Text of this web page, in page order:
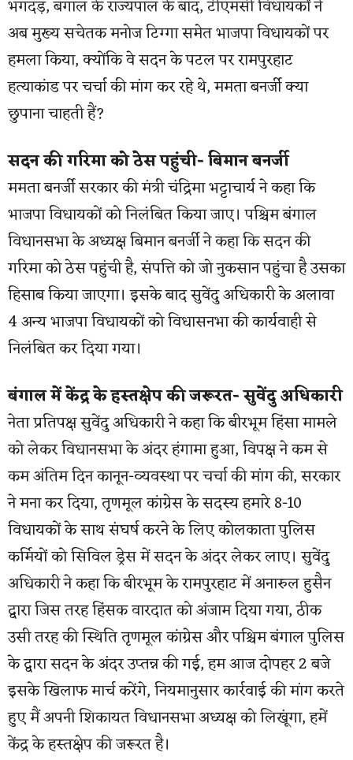
भगदड़, बंगाल के राज्यपाल के बाद, टीएमसी विधायकों ने
अब मुख्य सचेतक मनोज टिग्गा समेत भाजपा विधायकों पर
हमला किया, क्योंकि वे सदन के पटल पर रामपुरहाट
हत्याकांड पर चर्चा की मांग कर रहे थे, ममता बनर्जी क्या
छुपाना चाहती हैं?
सदन की गरिमा को ठेस पहुंची- बिमान बनर्जी
ममता बनर्जी सरकार की मंत्री चंद्रिमा भट्टाचार्य ने कहा कि
भाजपा विधायकों को निलंबित किया जाए। पश्चिम बंगाल
विधानसभा के अध्यक्ष बिमान बनर्जी ने कहा कि सदन की
गरिमा को ठेस पहुंची है, संपत्ति को जो नुकसान पहुंचा है उसका
हिसाब किया जाएगा। इसके बाद सुवेंदु अधिकारी के अलावा
4 अन्य भाजपा विधायकों को विधासनभा की कार्यवाही से
निलंबित कर दिया गया।
बंगाल में केंद्र के हस्तक्षेप की जरूरत- सुवेंदु अधिकारी
नेता प्रतिपक्ष सुवेंदु अधिकारी ने कहा कि बीरभूम हिंसा मामले
को लेकर विधानसभा के अंदर हंगामा हुआ, विपक्ष ने कम से
कम अंतिम दिन कानून-व्यवस्था पर चर्चा की मांग की, सरकार
ने मना कर दिया, तृणमूल कांग्रेस के सदस्य हमारे 8-10
विधायकों के साथ संघर्ष करने के लिए कोलकाता पुलिस
कर्मियों को सिविल ड्रेस में सदन के अंदर लेकर लाए। सुवेंदु
अधिकारी ने कहा कि बीरभूम के रामपुरहाट में अनारुल हुसैन
द्वारा जिस तरह हिंसक वारदात को अंजाम दिया गया, ठीक
उसी तरह की स्थिति तृणमूल कांग्रेस और पश्चिम बंगाल पुलिस
के द्वारा सदन के अंदर उप्तन्न की गई, हम आज दोपहर 2 बजे
इसके खिलाफ मार्च करेंगे, नियमानुसार कार्रवाई की मांग करते
हुए मैं अपनी शिकायत विधानसभा अध्यक्ष को लिखूंगा, हमें
केंद्र के हस्तक्षेप की जरूरत है।